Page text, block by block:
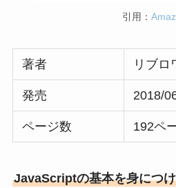
引用：
著者 リブロ
発売 2018/
ページ数 192ペ
JavaScriptの基本を身につ